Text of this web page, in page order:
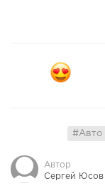
#Авто
Автор
Сергей Юсов